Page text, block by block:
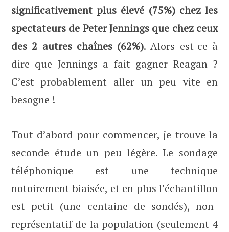
significativement plus élevé (75%) chez les
spectateurs de Peter Jennings que chez ceux
des 2 autres chaînes (62%). Alors est-ce à
dire que Jennings a fait gagner Reagan ?
C’est probablement aller un peu vite en
besogne !
Tout d’abord pour commencer, je trouve la
seconde étude un peu légère. Le sondage
téléphonique est une technique
notoirement biaisée, et en plus l’échantillon
est petit (une centaine de sondés), non-
représentatif de la population (seulement 4